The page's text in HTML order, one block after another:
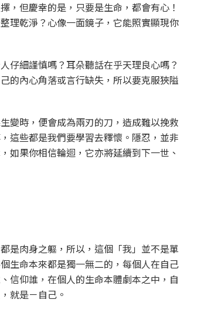
，但慶幸的是，只要是生命，都會有心！
理乾淨？心像一面鏡子，它能照實顯現你
仔細謹慎嗎？耳朵聽話在乎天理良心嗎？
的內心角落或言行缺失，所以要克服狹隘
變時，便會成為兩刃的刀，造成難以挽救
這些都是我們要學習去釋懷。隱忍，並非
如果你相信輪迴，它亦將延續到下一世、
是肉身之軀，所以，這個「我」並不是單
生命本來都是獨一無二的，每個人在自己
信仰誰，在個人的生命本體劇本之中，自
就是－自己。